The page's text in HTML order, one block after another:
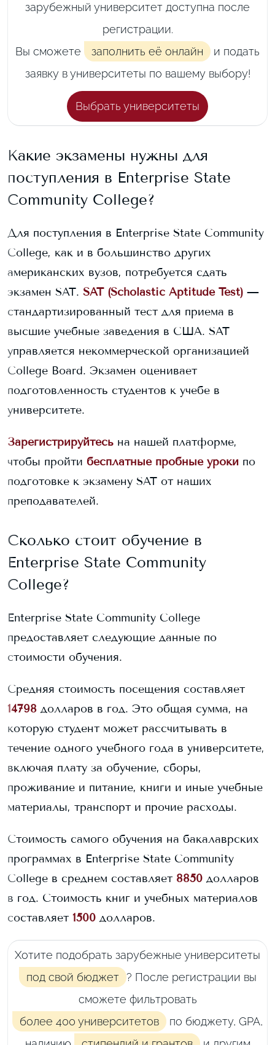
зарубежный университет доступна после
регистрации.
Вы сможете
заполнить её онлайн
и подать
заявку в университеты по вашему выбору!
Выбрать университеты
Какие экзамены нужны для
поступления в Enterprise State
Community College?
Для поступления в Enterprise State Community
College, как и в большинство других
американских вузов, потребуется сдать
экзамен SAT. SAT (Scholastic Aptitude Test) —
стандартизированный тест для приема в
высшие учебные заведения в США. SAT
управляется некоммерческой организацией
College Board. Экзамен оценивает
подготовленность студентов к учебе в
университете.
Зарегистрируйтесь на нашей платформе,
чтобы пройти бесплатные пробные уроки по
подготовке к экзамену SAT от наших
преподавателей.
Сколько стоит обучение в
Enterprise State Community
College?
Enterprise State Community College
предоставляет следующие данные по
стоимости обучения.
Средняя стоимость посещения составляет
14798 долларов в год. Это общая сумма, на
которую студент может рассчитывать в
течение одного учебного года в университете,
включая плату за обучение, сборы,
проживание и питание, книги и иные учебные
материалы, транспорт и прочие расходы.
Стоимость самого обучения на бакалаврских
программах в Enterprise State Community
College в среднем составляет 8850 долларов
в год. Стоимость книг и учебных материалов
составляет 1500 долларов.
Хотите подобрать зарубежные университеты
под свой бюджет ? После регистрации вы
сможете фильтровать
более 400 университетов
по бюджету, GPA,